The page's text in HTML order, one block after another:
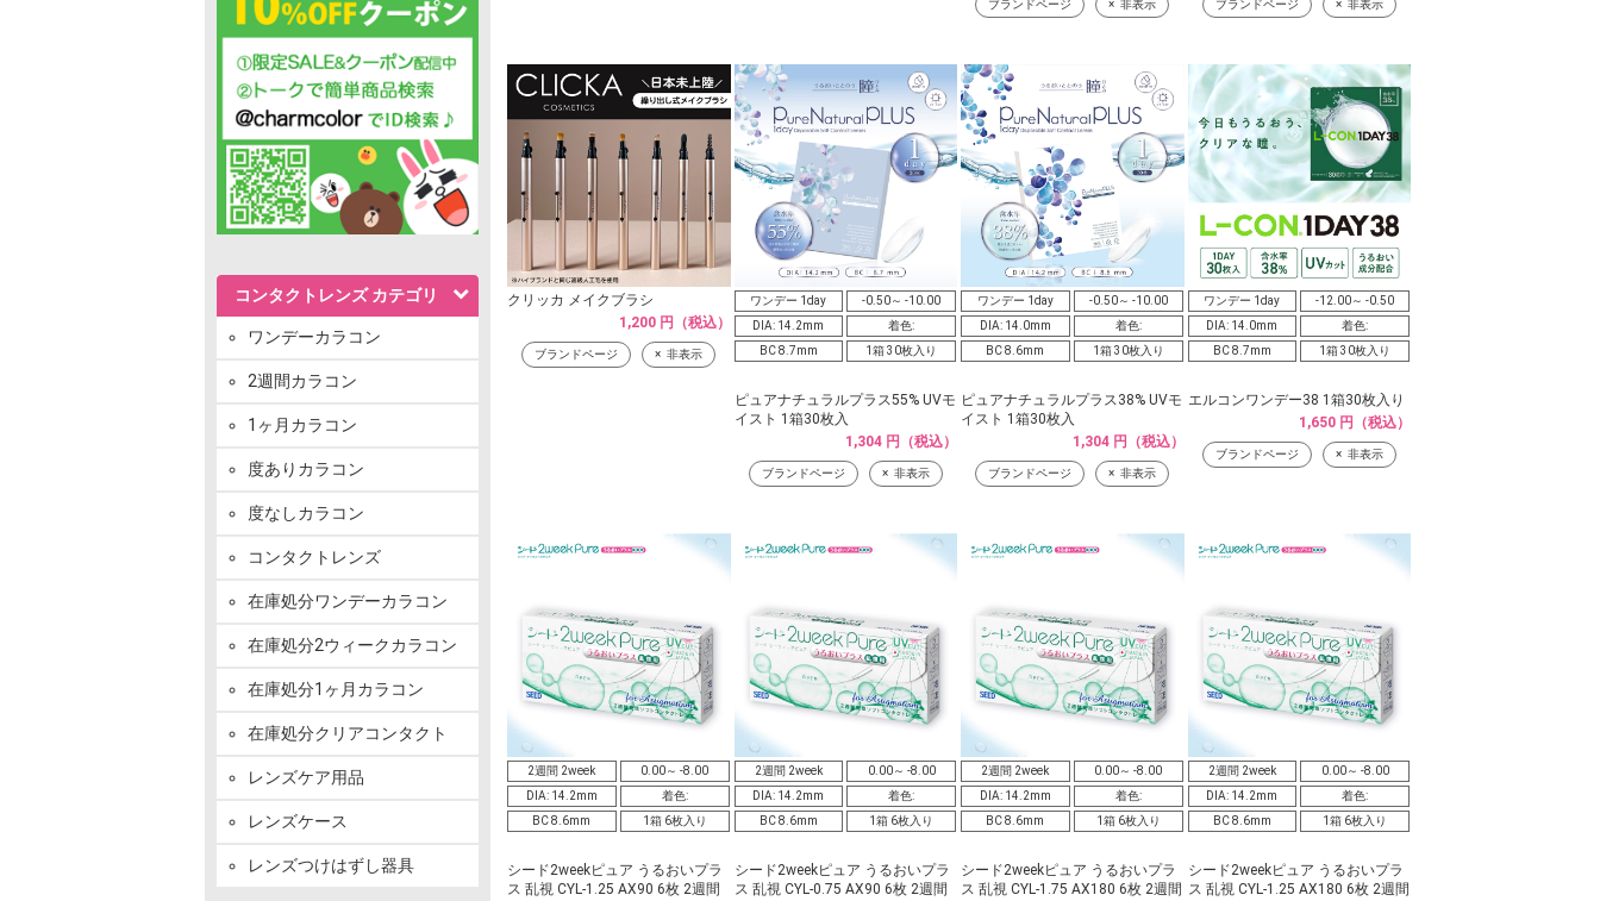
コンタクトレンズ カテゴリ
ワンデーカラコン
2週間カラコン
1ヶ月カラコン
度ありカラコン
度なしカラコン
コンタクトレンズ
在庫処分ワンデーカラコン
在庫処分2ウィークカラコン
在庫処分1ヶ月カラコン
在庫処分クリアコンタクト
レンズケア用品
レンズケース
レンズつけはずし器具
ブランドページ 非表示 ブランドページ 非表示
クリッカ メイクブラシ
1,200 円（税込）
ブランドページ 非表示
ワンデー 1day
-0.50～ -10.00
DIA: 14.2mm
着色:
BC 8.7mm
1箱 30枚入り
ピュアナチュラルプラス55% UVモ
イスト 1箱30枚入
1,304 円（税込）
ブランドページ 非表示
ワンデー 1day
-0.50～ -10.00
DIA: 14.0mm
着色:
BC 8.6mm
1箱 30枚入り
ピュアナチュラルプラス38% UVモ
イスト 1箱30枚入
1,304 円（税込）
ブランドページ 非表示
ワンデー 1day
-12.00～ -0.50
DIA: 14.0mm
着色:
BC 8.7mm
1箱 30枚入り
エルコンワンデー38 1箱30枚入り
1,650 円（税込）
ブランドページ 非表示
2週間 2week
0.00～ -8.00
DIA: 14.2mm
着色:
BC 8.6mm
1箱 6枚入り
シード2weekピュア うるおいプラ
ス 乱視 CYL-1.25 AX90 6枚 2週間
2週間 2week
0.00～ -8.00
DIA: 14.2mm
着色:
BC 8.6mm
1箱 6枚入り
シード2weekピュア うるおいプラ
ス 乱視 CYL-0.75 AX90 6枚 2週間
2週間 2week
0.00～ -8.00
DIA: 14.2mm
着色:
BC 8.6mm
1箱 6枚入り
シード2weekピュア うるおいプラ
ス 乱視 CYL-1.75 AX180 6枚 2週間
2週間 2week
0.00～ -8.00
DIA: 14.2mm
着色:
BC 8.6mm
1箱 6枚入り
シード2weekピュア うるおいプラ
ス 乱視 CYL-1.25 AX180 6枚 2週間